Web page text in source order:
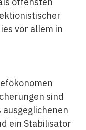
vor allem in
sind
ein Stabilisator